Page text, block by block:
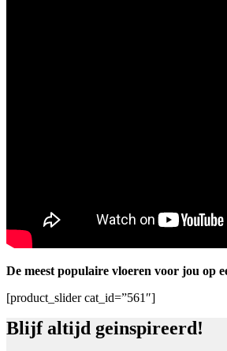
De meest populaire vloeren voor jou op
[product_slider cat_id=”561″]
Blijf altijd geinspireerd!